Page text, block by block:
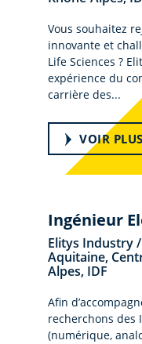
Vous souhaitez
innovante et
Life Sciences ?
expérience du
carrière des...
VOIR PLUS
Ingénieur
Elitys Industry
Aquitaine,
Alpes, IDF
Afin
recherchons des
(numérique,